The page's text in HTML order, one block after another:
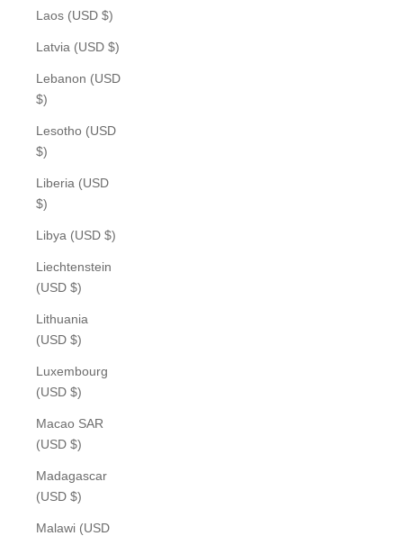
Laos (USD $)
Latvia (USD $)
Lebanon (USD
$)
Lesotho (USD
$)
Liberia (USD
$)
Libya (USD $)
Liechtenstein
(USD $)
Lithuania
(USD $)
Luxembourg
(USD $)
Macao SAR
(USD $)
Madagascar
(USD $)
Malawi (USD